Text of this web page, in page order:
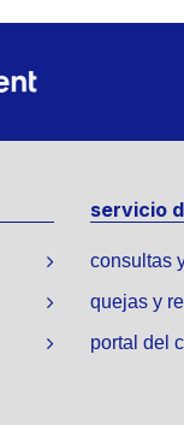
servicio
consultas
quejas y
portal del